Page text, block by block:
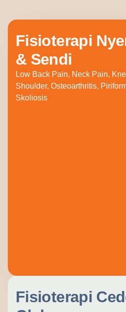
Fisioterapi
& Sendi
Low Back Pain, Neck Pain,
Shoulder, Osteoarthritis,
Skoliosis
Fisioterapi